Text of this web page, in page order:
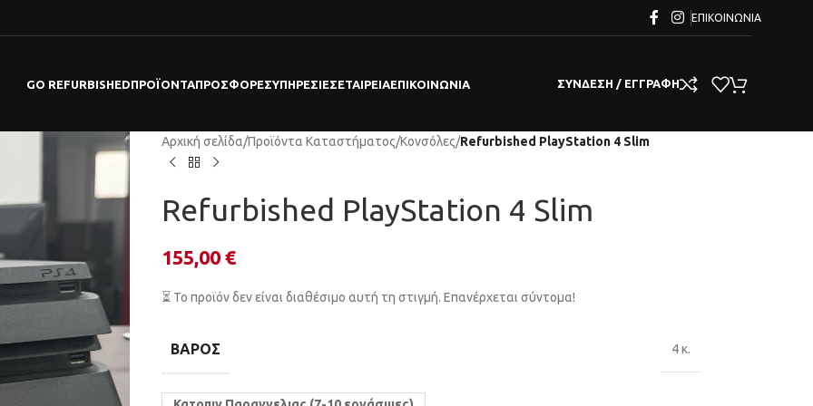
ΕΠΙΚΟΙΝΩΝΊΑ
GO REFURBISHEDΠΡΟΪΌΝΤΑΠΡΟΣΦΟΡΕΣΥΠΗΡΕΣΊΕΣΕΤΑΙΡΕΊΑΕΠΙΚΟΙΝΩΝΊΑ ΣΎΝΔΕΣΗ / ΕΓΓΡΑΦΉ
Αρχική σελίδα/Προϊόντα Καταστήματος/Κονσόλες/Refurbished PlayStation 4 Slim
Refurbished PlayStation 4 Slim
155,00 €
⏳ Το προϊόν δεν είναι διαθέσιμο αυτή τη στιγμή. Επανέρχεται σύντομα!
ΒΆΡΟΣ 4 κ.